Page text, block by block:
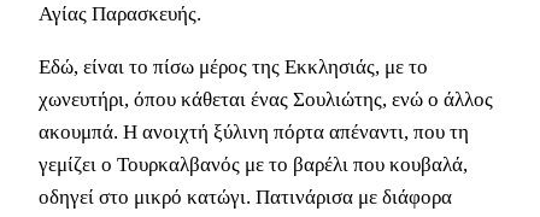
Αγίας Παρασκευής.
Εδώ, είναι το πίσω μέρος της Εκκλησιάς, με το
χωνευτήρι, όπου κάθεται ένας Σουλιώτης, ενώ ο άλλος
ακουμπά. Η ανοιχτή ξύλινη πόρτα απέναντι, που τη
γεμίζει ο Τουρκαλβανός με το βαρέλι που κουβαλά,
οδηγεί στο μικρό κατώγι. Πατινάρισα με διάφορα